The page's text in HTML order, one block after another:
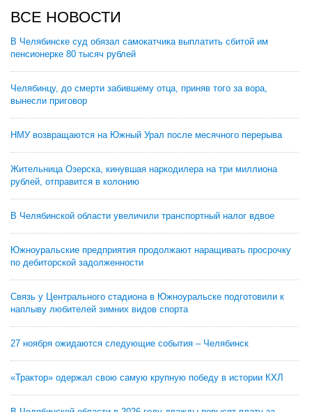
ВСЕ НОВОСТИ
В Челябинске суд обязал самокатчика выплатить сбитой им
пенсионерке 80 тысяч рублей
Челябинцу, до смерти забившему отца, приняв того за вора,
вынесли приговор
НМУ возвращаются на Южный Урал после месячного перерыва
Жительница Озерска, кинувшая наркодилера на три миллиона
рублей, отправится в колонию
В Челябинской области увеличили транспортный налог вдвое
Южноуральские предприятия продолжают наращивать просрочку
по дебиторской задолженности
Связь у Центрального стадиона в Южноуральске подготовили к
наплыву любителей зимних видов спорта
27 ноября ожидаются следующие события – Челябинск
«Трактор» одержал свою самую крупную победу в истории КХЛ